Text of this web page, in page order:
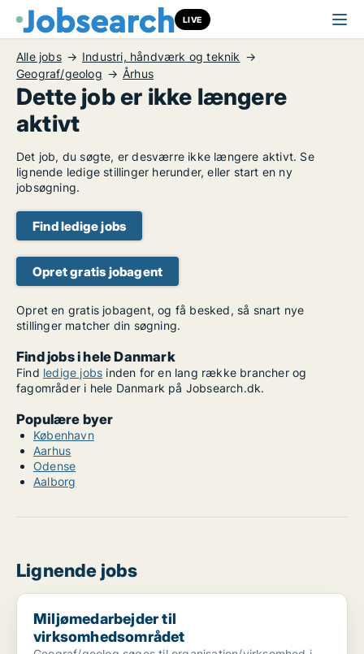
LIVE
Alle jobs
Industri, håndværk og teknik
Geograf/geolog
Århus
Dette job er ikke længere
aktivt
Det job, du søgte, er desværre ikke længere aktivt. Se
lignende ledige stillinger herunder, eller start en ny
jobsøgning.
Find ledige jobs
Opret gratis jobagent
Opret en gratis jobagent, og få besked, så snart nye
stillinger matcher din søgning.
Find jobs i hele Danmark
Find ledige jobs inden for en lang række brancher og
fagområder i hele Danmark på Jobsearch.dk.
Populære byer
København
Aarhus
Odense
Aalborg
Lignende jobs
Miljømedarbejder til virksomhedsområdet
Miljømedarbejder til
virksomhedsområdet